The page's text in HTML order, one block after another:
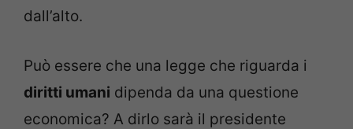
dall’alto.
Può essere che una legge che riguarda i
diritti umani dipenda da una questione
economica? A dirlo sarà il presidente